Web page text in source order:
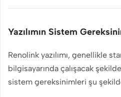
Yazılımın Sistem
Renolink yazılımı, genellikle
bilgisayarında çalışacak
sistem gereksinimleri şu